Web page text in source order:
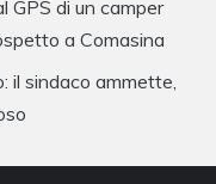
GPS di un camper
a Comasina
il sindaco ammette,